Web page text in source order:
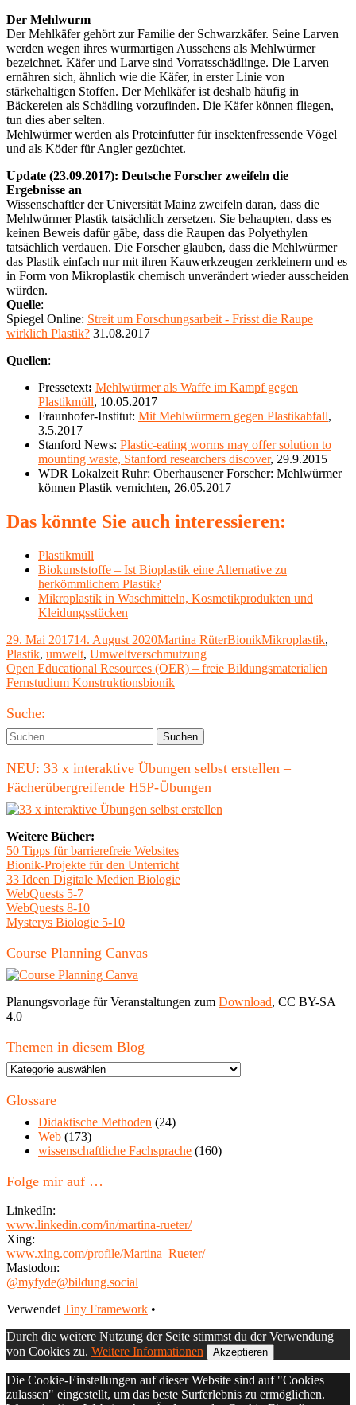
Der Mehlwurm
Der Mehlkäfer gehört zur Familie der Schwarzkäfer. Seine Larven
werden wegen ihres wurmartigen Aussehens als Mehlwürmer
bezeichnet. Käfer und Larve sind Vorratsschädlinge. Die Larven
ernähren sich, ähnlich wie die Käfer, in erster Linie von
stärkehaltigen Stoffen. Der Mehlkäfer ist deshalb häufig in
Bäckereien als Schädling vorzufinden. Die Käfer können fliegen,
tun dies aber selten.
Mehlwürmer werden als Proteinfutter für insektenfressende Vögel
und als Köder für Angler gezüchtet.
Update (23.09.2017): Deutsche Forscher zweifeln die
Ergebnisse an
Wissenschaftler der Universität Mainz zweifeln daran, dass die
Mehlwürmer Plastik tatsächlich zersetzen. Sie behaupten, dass es
keinen Beweis dafür gäbe, dass die Raupen das Polyethylen
tatsächlich verdauen. Die Forscher glauben, dass die Mehlwürmer
das Plastik einfach nur mit ihren Kauwerkzeugen zerkleinern und es
in Form von Mikroplastik chemisch unverändert wieder ausscheiden
würden.
Quelle:
Spiegel Online: Streit um Forschungsarbeit - Frisst die Raupe
wirklich Plastik? 31.08.2017
Quellen:
Pressetext: Mehlwürmer als Waffe im Kampf gegen
Plastikmüll, 10.05.2017
Fraunhofer-Institut: Mit Mehlwürmern gegen Plastikabfall,
3.5.2017
Stanford News: Plastic-eating worms may offer solution to
mounting waste, Stanford researchers discover, 29.9.2015
WDR Lokalzeit Ruhr: Oberhausener Forscher: Mehlwürmer
können Plastik vernichten, 26.05.2017
Das könnte Sie auch interessieren:
Plastikmüll
Biokunststoffe – Ist Bioplastik eine Alternative zu
herkömmlichem Plastik?
Mikroplastik in Waschmitteln, Kosmetikprodukten und
Kleidungsstücken
Veröffentlicht
am
29. Mai 201714. August 2020Autor
Martina RüterKategorien
BionikSchlagwörter
Mikroplastik,
Plastik, umwelt, Umweltverschmutzung
Beitragsnavigation
Vorheriger
Beitrag:
Open Educational Resources (OER) – freie Bildungsmaterialien
Nächster
Fernstudium Konstruktionsbionik
Haupt-
Seitenleiste
Suche:
Suchen
nach:
NEU: 33 x interaktive Übungen selbst erstellen –
Fächerübergreifende H5P-Übungen
Weitere Bücher:
50 Tipps für barrierefreie Websites
Bionik-Projekte für den Unterricht
33 Ideen Digitale Medien Biologie
WebQuests 5-7
WebQuests 8-10
Mysterys Biologie 5-10
Course Planning Canvas
Planungsvorlage für Veranstaltungen zum Download, CC BY-SA
4.0
Themen in diesem Blog
Themen
diesem
Glossare
Didaktische Methoden (24)
Web (173)
wissenschaftliche Fachsprache (160)
Folge mir auf …
LinkedIn:
www.linkedin.com/in/martina-rueter/
Xing:
www.xing.com/profile/Martina_Rueter/
Mastodon:
@myfyde@bildung.social
Footer
Inhalt
Verwendet Tiny Framework •
Durch die weitere Nutzung der Seite stimmst du der Verwendung
von Cookies zu. Weitere Informationen Akzeptieren
Die Cookie-Einstellungen auf dieser Website sind auf "Cookies
zulassen" eingestellt, um das beste Surferlebnis zu ermöglichen.